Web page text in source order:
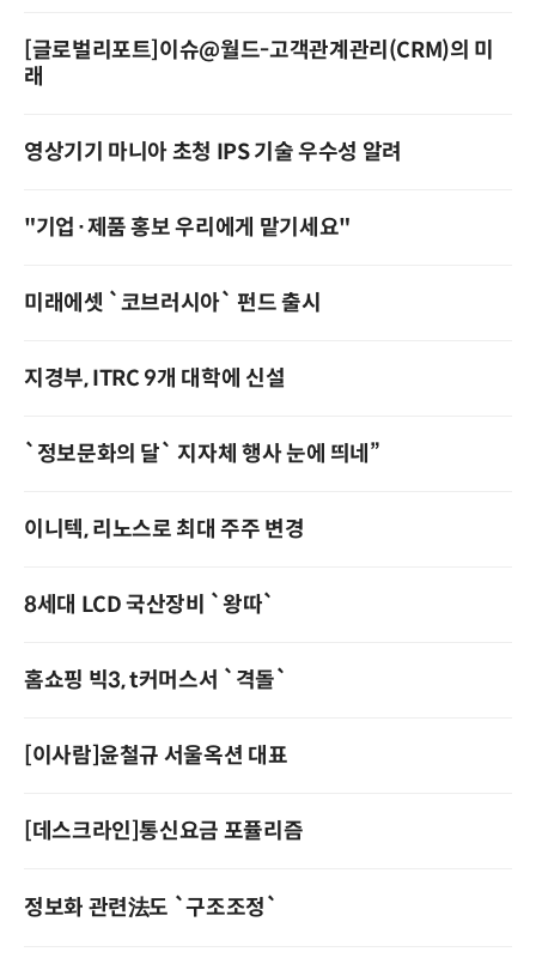
[글로벌리포트]이슈@월드-고객관계관리(CRM)의 미
래
영상기기 마니아 초청 IPS 기술 우수성 알려
"기업·제품 홍보 우리에게 맡기세요"
미래에셋 `코브러시아` 펀드 출시
지경부, ITRC 9개 대학에 신설
`정보문화의 달` 지자체 행사 눈에 띄네”
이니텍, 리노스로 최대 주주 변경
8세대 LCD 국산장비 `왕따`
홈쇼핑 빅3, t커머스서 `격돌`
[이사람]윤철규 서울옥션 대표
[데스크라인]통신요금 포퓰리즘
정보화 관련法도 `구조조정`